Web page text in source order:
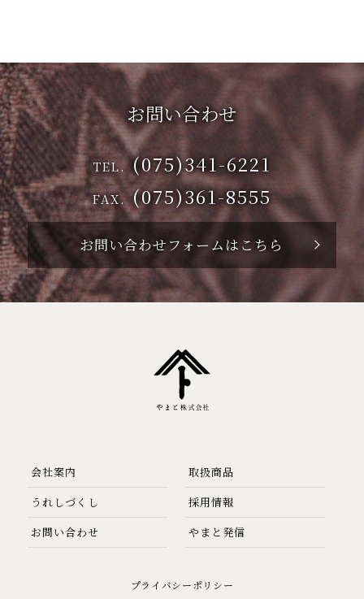
お問い合わせ
TEL. (075)341-6221
FAX.(075)361-8555
お問い合わせフォームはこちら
会社案内
取扱商品
うれしづくし
採用情報
お問い合わせ
やまと発信
プライバシーポリシー